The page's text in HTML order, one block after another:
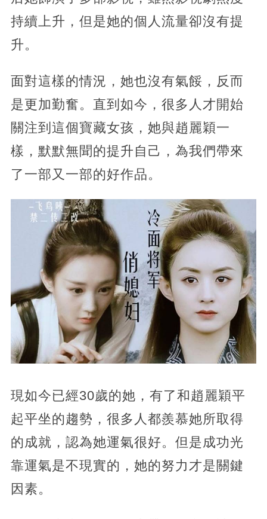
持續上升，但是她的個人流量卻沒有提
升。
面對這樣的情況，她也沒有氣餒，反而
是更加勤奮。直到如今，很多人才開始
關注到這個寶藏女孩，她與趙麗穎一
樣，默默無聞的提升自己，為我們帶來
了一部又一部的好作品。
現如今已經30歲的她，有了和趙麗穎平
起平坐的趨勢，很多人都羨慕她所取得
的成就，認為她運氣很好。但是成功光
靠運氣是不現實的，她的努力才是關鍵
因素。